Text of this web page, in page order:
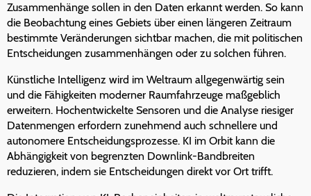
Zusammenhänge sollen in den Daten erkannt werden. So kann
die Beobachtung eines Gebiets über einen längeren Zeitraum
bestimmte Veränderungen sichtbar machen, die mit politischen
Entscheidungen zusammenhängen oder zu solchen führen.
Künstliche Intelligenz wird im Weltraum allgegenwärtig sein
und die Fähigkeiten moderner Raumfahrzeuge maßgeblich
erweitern. Hochentwickelte Sensoren und die Analyse riesiger
Datenmengen erfordern zunehmend auch schnellere und
autonomere Entscheidungsprozesse. KI im Orbit kann die
Abhängigkeit von begrenzten Downlink-Bandbreiten
reduzieren, indem sie Entscheidungen direkt vor Ort trifft.